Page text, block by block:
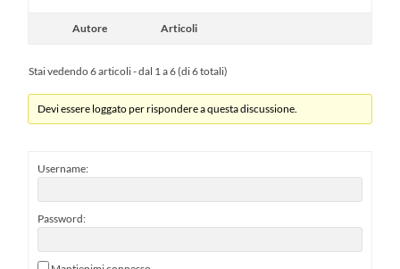
Autore Articoli
Stai vedendo 6 articoli - dal 1 a 6 (di 6 totali)
Devi essere loggato per rispondere a questa discussione.
Username:
Password: